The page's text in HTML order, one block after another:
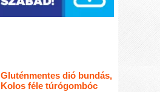
Gluténmentes dió bundás,
Kolos féle túrógombóc